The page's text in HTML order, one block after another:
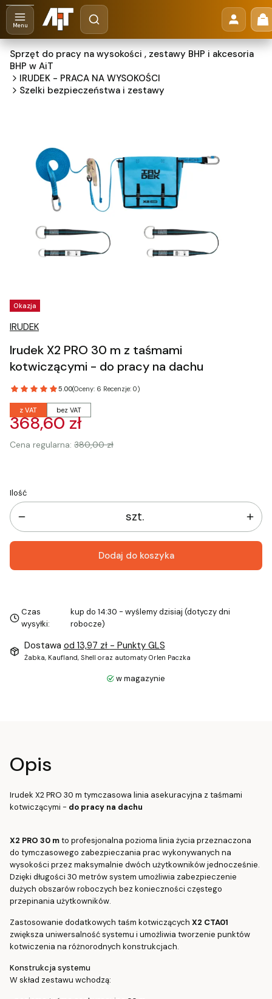
Otwórz wyszukiwarkę
Szukaj
Sprzęt do pracy na wysokości , zestawy BHP i akcesoria
BHP w AiT
IRUDEK - PRACA NA WYSOKOŚCI
Szelki bezpieczeństwa i zestawy
Tagi produktu
Okazja
IRUDEK
Irudek X2 PRO 30 m z taśmami
kotwiczącymi - do pracy na dachu
5.00(Oceny: 6 Recenzje: 0)
z VAT bez VAT
368,60 zł
Cena regularna: 380,00 zł
Ilość
szt.
Dodaj do koszyka
Czas
wysyłki:
kup do 14:30 - wyślemy dzisiaj (dotyczy dni
robocze)
Dostawa od 13,97 zł - Punkty GLS
Żabka, Kaufland, Shell oraz automaty Orlen Paczka
w magazynie
Opis
Irudek X2 PRO 30 m tymczasowa linia asekuracyjna z taśmami
kotwiczącymi - do pracy na dachu
X2 PRO 30 mto profesjonalna pozioma linia życia przeznaczona
do tymczasowego zabezpieczania prac wykonywanych na
wysokości przez maksymalnie dwóch użytkowników jednocześnie.
Dzięki długości 30 metrów system umożliwia zabezpieczenie
dużych obszarów roboczych bez konieczności częstego
przepinania użytkowników.
Zastosowanie dodatkowych taśm kotwiczących X2 CTA01
zwiększa uniwersalność systemu i umożliwia tworzenie punktów
kotwiczenia na różnorodnych konstrukcjach.
Konstrukcja systemu
W skład zestawu wchodzą:
Menu